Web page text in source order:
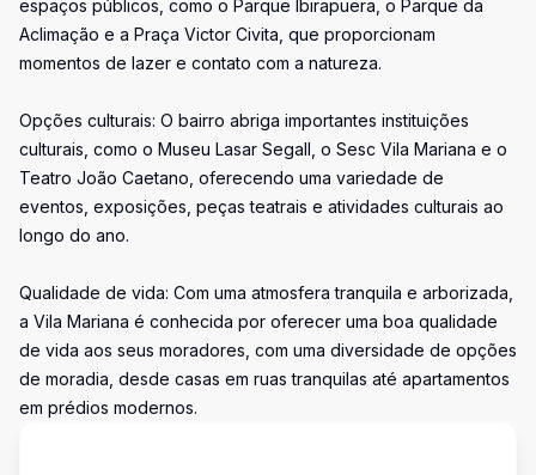
espaços públicos, como o Parque Ibirapuera, o Parque da
Aclimação e a Praça Victor Civita, que proporcionam
momentos de lazer e contato com a natureza.
Opções culturais: O bairro abriga importantes instituições
culturais, como o Museu Lasar Segall, o Sesc Vila Mariana e o
Teatro João Caetano, oferecendo uma variedade de
eventos, exposições, peças teatrais e atividades culturais ao
longo do ano.
Qualidade de vida: Com uma atmosfera tranquila e arborizada,
a Vila Mariana é conhecida por oferecer uma boa qualidade
de vida aos seus moradores, com uma diversidade de opções
de moradia, desde casas em ruas tranquilas até apartamentos
em prédios modernos.